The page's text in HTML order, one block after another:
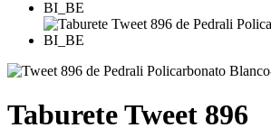
Taburete Tweet 896